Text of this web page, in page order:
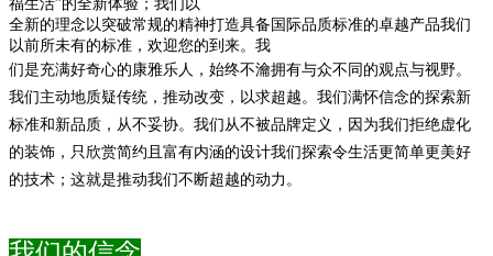
福生活”的全新体验；我们以
全新的理念以突破常规的精神打造具备国际品质标准的卓越产品我们
以前所未有的标准，欢迎您的到来。我
们是充满好奇心的康雅乐人，始终不瀹拥有与众不同的观点与视野。
我们主动地质疑传统，推动改变，以求超越。我们满怀信念的探索新
标准和新品 质，从不妥协。我们从不被品牌定义，因为我们拒绝虚化
的装饰，只欣赏简约且富有内涵的设计我们探索令生活更简单更美好
的技术； 这就是推动我们不断超越的动力。